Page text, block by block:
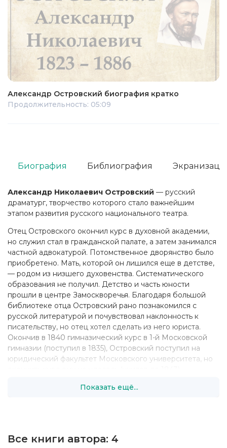
Александр Островский биография кратко
Продолжительность: 05:09
Александр Николаевич Островский — русский
драматург, творчество которого стало важнейшим
этапом развития русского национального театра.
Отец Островского окончил курс в духовной академии,
но служил стал в гражданской палате, а затем занимался
частной адвокатурой. Потомственное дворянство было
приобретено. Мать, которой он лишился еще в детстве,
— родом из низшего духовенства. Систематического
образования не получил. Детство и часть юности
прошли в центре Замоскворечья. Благодаря большой
библиотеке отца Островский рано познакомился с
русской литературой и почувствовал наклонность к
писательству, но отец хотел сделать из него юриста.
Окончив в 1840 гимназический курс в 1-й Московской
гимназии (поступил в 1835), Островский поступил на
юридический факультет Московского университета, но
По желанию отца, он поступил на службу писцом в суд.
"Несостоятельный должник" (по другим сведениям
Показать ещё...
Биография Библиография
Все книги автора: 4